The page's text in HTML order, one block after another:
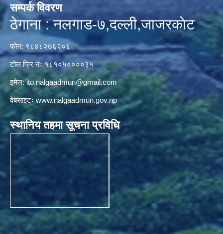
सम्पर्क विवरण
ठेगाना : नलगाड-७,दल्ली,जाजरकाेट
फोन: ९८४८२७६२०६
टोल फ्रि नंः १८१०५००००३५
इमेल:ito.nalgaadmun@gmail.com
वेबसाइटःwww.nalgaadmun.gov.np
स्थानिय तहमा सूचना प्रविधि